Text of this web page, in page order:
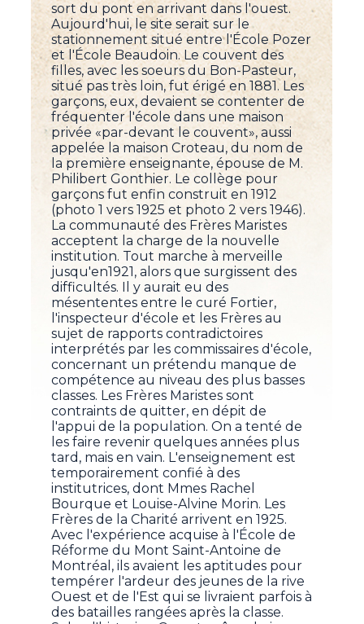
sort du pont en arrivant dans l'ouest.
Aujourd'hui, le site serait sur le
stationnement situé entre l'École Pozer
et l'École Beaudoin. Le couvent des
filles, avec les soeurs du Bon-Pasteur,
situé pas très loin, fut érigé en 1881. Les
garçons, eux, devaient se contenter de
fréquenter l'école dans une maison
privée «par-devant le couvent», aussi
appelée la maison Croteau, du nom de
la première enseignante, épouse de M.
Philibert Gonthier. Le collège pour
garçons fut enfin construit en 1912
(photo 1 vers 1925 et photo 2 vers 1946).
La communauté des Frères Maristes
acceptent la charge de la nouvelle
institution. Tout marche à merveille
jusqu'en1921, alors que surgissent des
difficultés. Il y aurait eu des
mésententes entre le curé Fortier,
l'inspecteur d'école et les Frères au
sujet de rapports contradictoires
interprétés par les commissaires d'école,
concernant un prétendu manque de
compétence au niveau des plus basses
classes. Les Frères Maristes sont
contraints de quitter, en dépit de
l'appui de la population. On a tenté de
les faire revenir quelques années plus
tard, mais en vain. L'enseignement est
temporairement confié à des
institutrices, dont Mmes Rachel
Bourque et Louise-Alvine Morin. Les
Frères de la Charité arrivent en 1925.
Avec l'expérience acquise à l'École de
Réforme du Mont Saint-Antoine de
Montréal, ils avaient les aptitudes pour
tempérer l'ardeur des jeunes de la rive
Ouest et de l'Est qui se livraient parfois à
des batailles rangées après la classe.